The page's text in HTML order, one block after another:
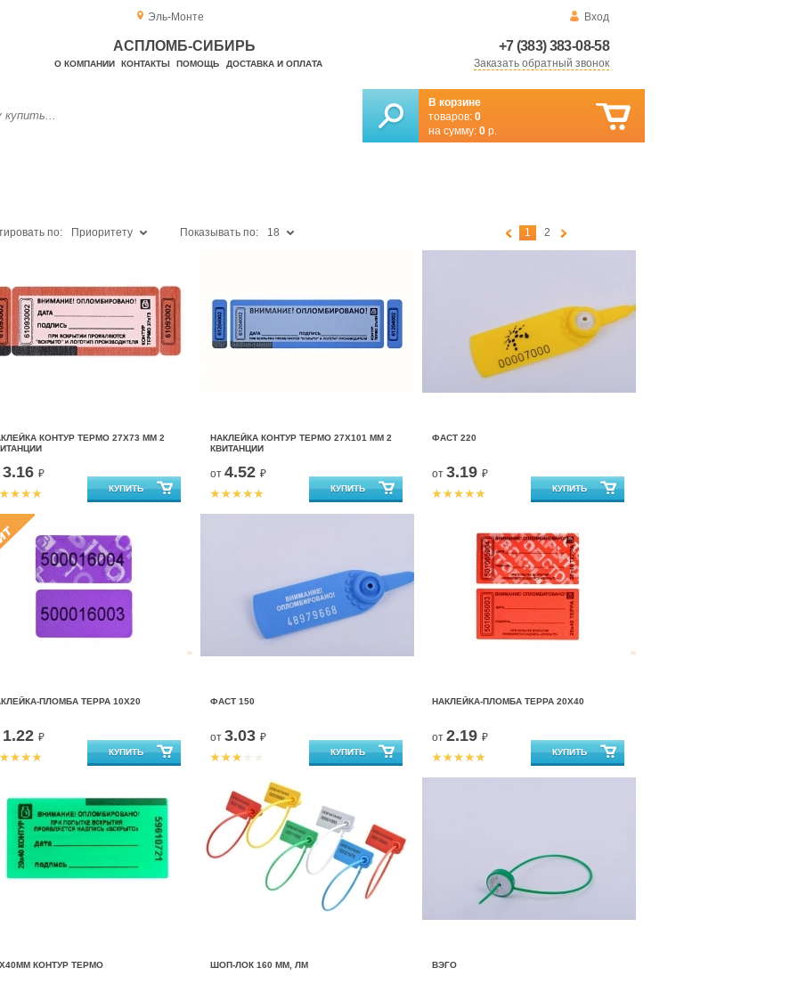
Эль-Монте Вход
+7 (383) 383-08-58
Заказать обратный звонок
АСПЛОМБ-СИБИРЬ
О КОМПАНИИ КОНТАКТЫ ПОМОЩЬ ДОСТАВКА И ОПЛАТА
В корзине
товаров: 0
на сумму: 0 р.
по: Приоритету Показывать по: 18 1 2
КОНТУР ТЕРМО 27Х73 ММ 2
3.16 ₽
НАКЛЕЙКА КОНТУР ТЕРМО 27Х101 ММ 2
КВИТАНЦИИ
от 4.52 ₽
ФАСТ 220
от 3.19 ₽
ПЛОМБА ТЕРРА 10Х20
1.22 ₽
ФАСТ 150
от 3.03 ₽
НАКЛЕЙКА-ПЛОМБА ТЕРРА 20Х40
от 2.19 ₽
КОНТУР ТЕРМО ШОП-ЛОК 160 ММ, ЛМ ВЭГО